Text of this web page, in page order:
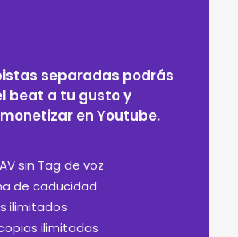
separadas podrás
beat a tu gusto y
en Youtube.
sin Tag de voz
de caducidad
ilimitados
ilimitadas